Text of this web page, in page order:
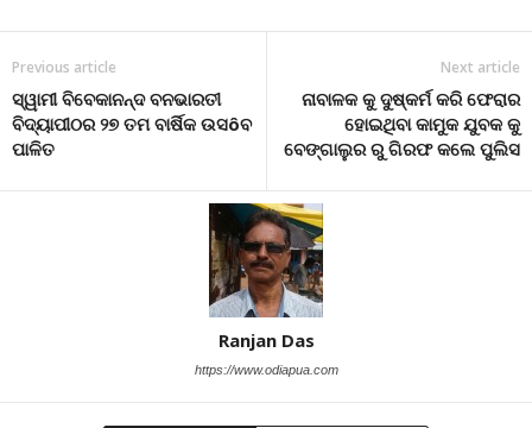
Previous article
ସ୍ୱାମୀ ବିବେକାନନ୍ଦ ବନଭାରତୀ
ବିଦ୍ୟାପୀଠର ୨୭ ତମ ବାର୍ଷିକ ଉସôବ
ପାଳିତ
Next article
ନାବାଳକ କୁ ଦୁଷ୍କର୍ମ କରି ଫେରାର
ହୋଇଥିବା କାମୁକ ଯୁବକ କୁ
ବେଙ୍ଗାଲୁର ରୁ ଗିରଫ କଲେ ପୁଲିସ
Ranjan Das
https://www.odiapua.com